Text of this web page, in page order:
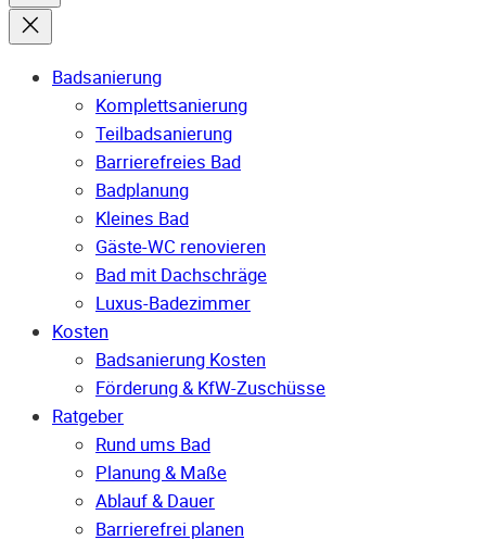
Badsanierung
Komplettsanierung
Teilbadsanierung
Barrierefreies Bad
Badplanung
Kleines Bad
Gäste-WC renovieren
Bad mit Dachschräge
Luxus-Badezimmer
Kosten
Badsanierung Kosten
Förderung & KfW-Zuschüsse
Ratgeber
Rund ums Bad
Planung & Maße
Ablauf & Dauer
Barrierefrei planen